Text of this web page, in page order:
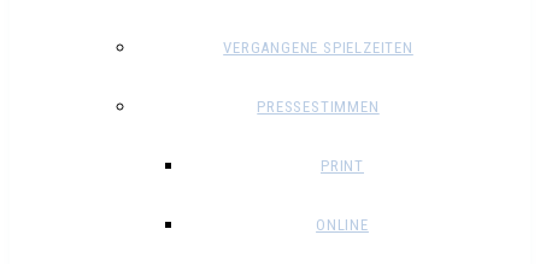
VERGANGENE SPIELZEITEN
PRESSESTIMMEN
PRINT
ONLINE